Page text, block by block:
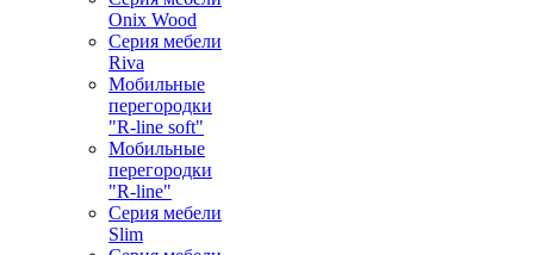
Onix Wood
Серия мебели
Riva
Мобильные
перегородки
"R-line soft"
Мобильные
перегородки
"R-line"
Серия мебели
Slim